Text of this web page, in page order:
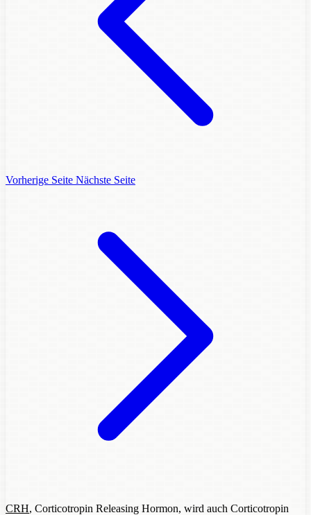
Vorherige Seite Nächste Seite
CRH, Corticotropin Releasing Hormon, wird auch Corticotropin